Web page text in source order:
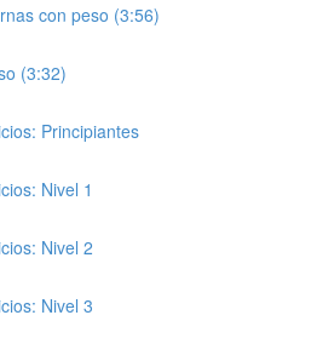
con peso (3:56)
(3:32)
Principiantes
Nivel 1
Nivel 2
Nivel 3